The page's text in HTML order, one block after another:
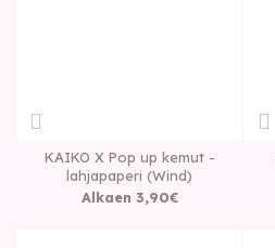
KAIKO X Pop up kemut -
lahjapaperi (Wind)
Alkaen 3,90€